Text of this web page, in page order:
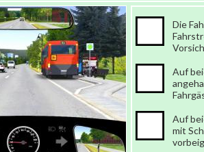
Die
Auf
Auf
mit